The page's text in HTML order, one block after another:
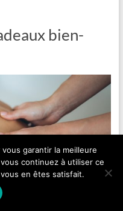
bien-
garantir la meilleure
continuez à utiliser ce
en êtes satisfait.